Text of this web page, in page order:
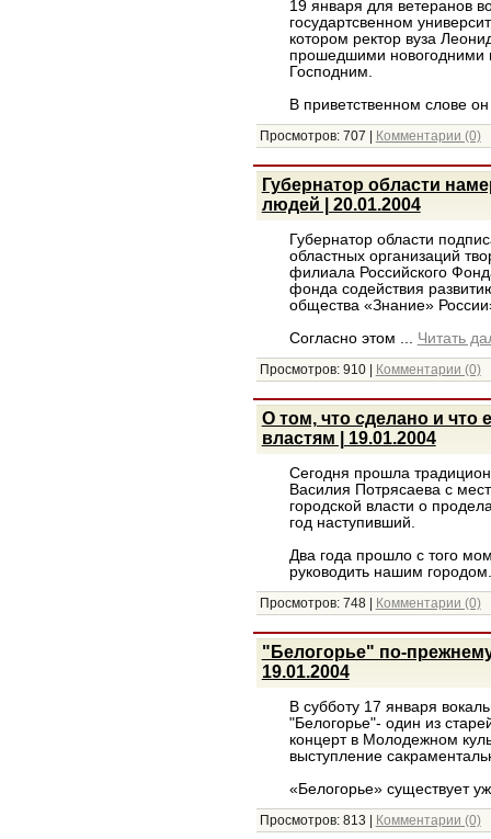
19 января для ветеранов
государтсвенном
котором ректор вуза
прошедшими новогодними
Господним.
В приветственном слове
Просмотров: 707 Комментарии (0)
Губернатор области
людей | 20.01.2004
Губернатор области
областных организаций
филиала Российского
фонда содействия
общества «Знание»
Согласно этом ... Читать
Просмотров: 910| Комментарии (0)
О том, что сделано и что
властям | 19.01.2004
Сегодня прошла
Василия Потрясаева с
городской власти о
год наступивший.
Два года прошло с того
руководить нашим
Просмотров: 748| Комментарии (0)
"Белогорье" по-
19.01.2004
В субботу 17 января
"Белогорье"- один из
концерт в Молодежном
выступление
«Белогорье» существует
Просмотров: 813 Комментарии (0)